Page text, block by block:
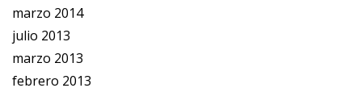
marzo 2014
julio 2013
marzo 2013
febrero 2013